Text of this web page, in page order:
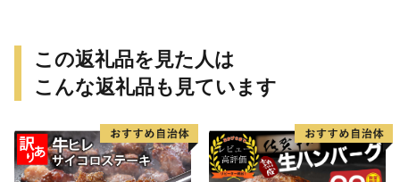
この返礼品を見た人は
こんな返礼品も見ています